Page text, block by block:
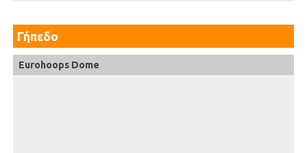
Γήπεδο
Eurohoops Dome